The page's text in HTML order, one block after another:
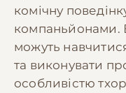
комічну
компаньйонами.
можуть
та виконувати
особливістю